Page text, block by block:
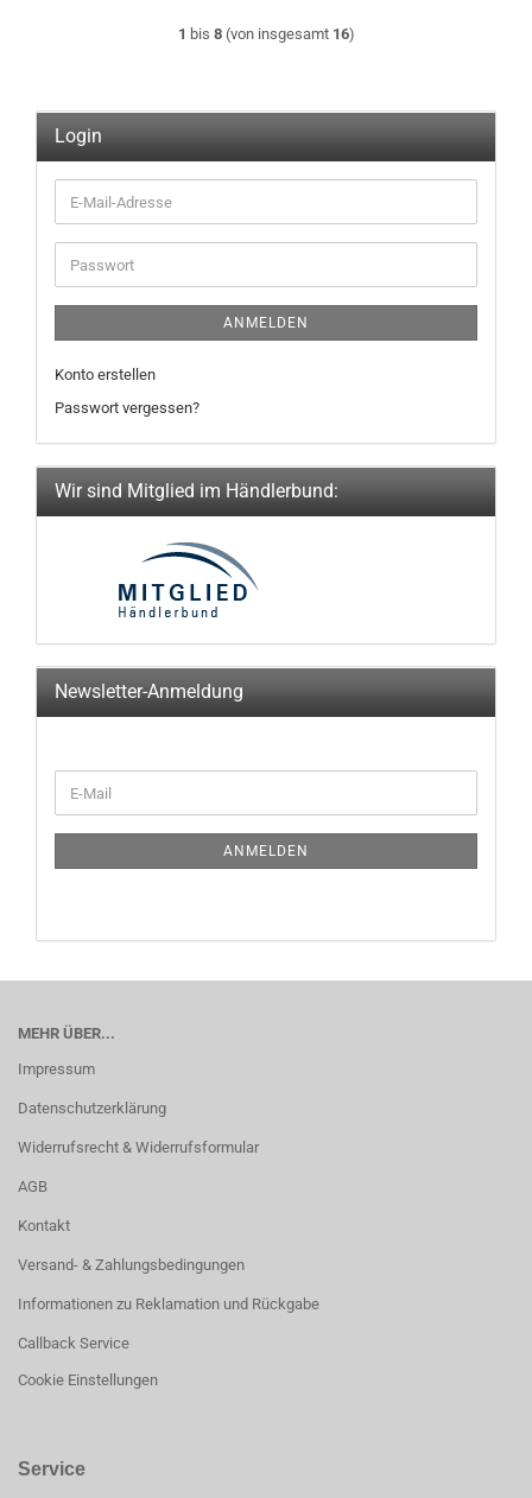
1 bis 8(von insgesamt 16)
Login
E-
Mail-
Adresse
Passwort
ANMELDEN
Konto erstellen
Passwort vergessen?
Wir sind Mitglied im Händlerbund:
Newsletter-Anmeldung
ZUR
E-
Mail
ANMELDEN
MEHR ÜBER...
Impressum
Datenschutzerklärung
Widerrufsrecht & Widerrufsformular
AGB
Kontakt
Versand- & Zahlungsbedingungen
Informationen zu Reklamation und Rückgabe
Callback Service
Cookie Einstellungen
Service